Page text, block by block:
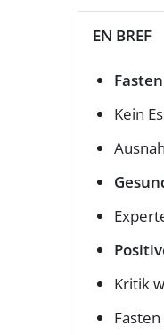
EN BREF
Fasten
Kein
Kritik